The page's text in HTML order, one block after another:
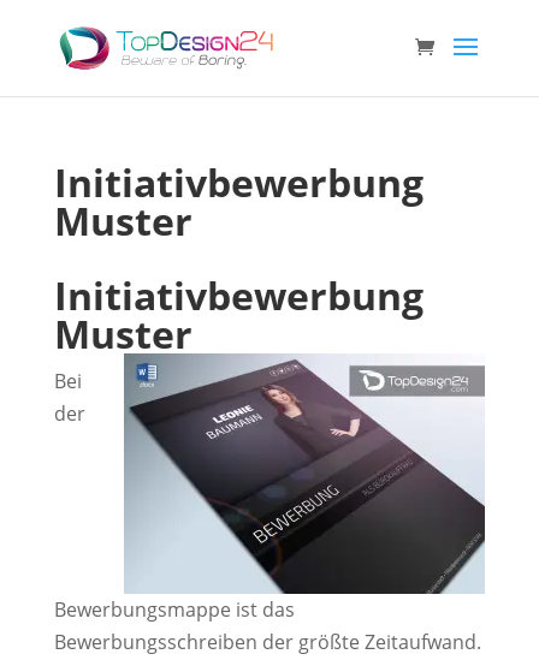
Initiativbewerbung
Muster
Initiativbewerbung
Muster
Bei
der
Bewerbungsmappe ist das
Bewerbungsschreiben der größte Zeitaufwand.